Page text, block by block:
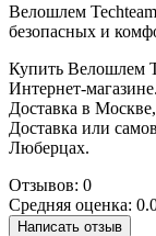
Велошлем
безопасных и
Купить Велошлем
Интернет-магазине.
Доставка в
Доставка или
Люберцах.
Отзывов: 0
Средняя оценка:
Написать отзыв